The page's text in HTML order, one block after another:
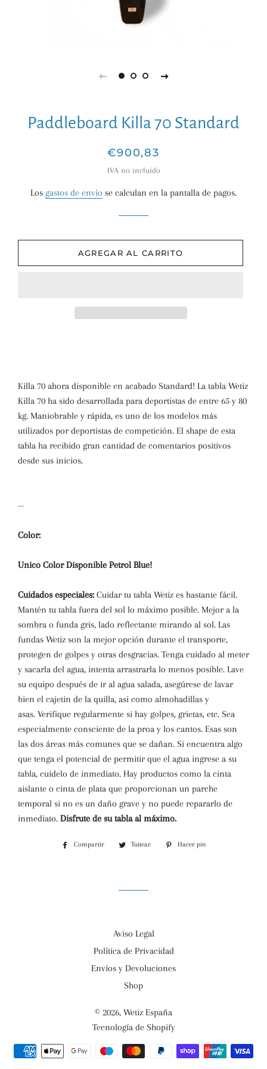
Paddleboard Killa 70 Standard
Precio
habitual
Precio
de
€900,83
IVA no incluido
Los gastos de envío se calculan en la pantalla de pagos.
AGREGAR AL CARRITO
Killa 70 ahora disponible en acabado Standard! La tabla Wetiz
Killa 70 ha sido desarrollada para deportistas de entre 65 y 80
kg. Maniobrable y rápida, es uno de los modelos más
utilizados por deportistas de competición. El shape de esta
tabla ha recibido gran cantidad de comentarios positivos
desde sus inicios.
--
Color:
Unico Color Disponible Petrol Blue!
Cuidados especiales: Cuidar tu tabla Wetiz es bastante fácil.
Mantén tu tabla fuera del sol lo máximo posible. Mejor a la
sombra o funda gris, lado reflectante mirando al sol. Las
fundas Wetiz son la mejor opción durante el transporte,
protegen de golpes y otras desgracias. Tenga cuidado al meter
y sacarla del agua, intenta arrastrarla lo menos posible. Lave
su equipo después de ir al agua salada, asegúrese de lavar
bien el cajetin de la quilla, asi como almohadillas y
asas. Verifique regularmente si hay golpes, grietas, etc. Sea
especialmente consciente de la proa y los cantos. Esas son
las dos áreas más comunes que se dañan. Si encuentra algo
que tenga el potencial de permitir que el agua ingrese a su
tabla, cuídelo de inmediato. Hay productos como la cinta
aislante o cinta de plata que proporcionan un parche
temporal si no es un daño grave y no puede repararlo de
inmediato. Disfrute de su tabla al máximo.
Compartir
CompartirTuitear
Tuitear
Hacer pin
Aviso Legal
Política de Privacidad
Envíos y Devoluciones
Shop
© 2026, Wetiz España
Tecnología de Shopify
Métodos